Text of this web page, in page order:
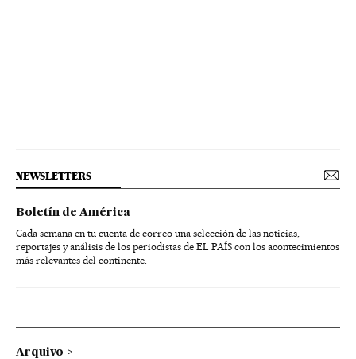
NEWSLETTERS
Boletín de América
Cada semana en tu cuenta de correo una selección de las noticias,
reportajes y análisis de los periodistas de EL PAÍS con los acontecimientos
más relevantes del continente.
Arquivo